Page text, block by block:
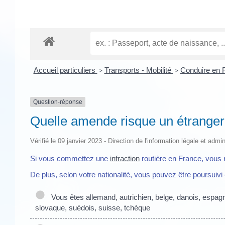
Accueil particuliers > Transports - Mobilité > Conduire en
Question-réponse
Quelle amende risque un
Vérifié le 09 janvier 2023 - Direction de l'information légale et
Si vous commettez une infraction routière en France, vous
De plus, selon votre nationalité, vous pouvez être
Vous êtes allemand, autrichien, belge, danois,
slovaque, suédois, suisse, tchèque